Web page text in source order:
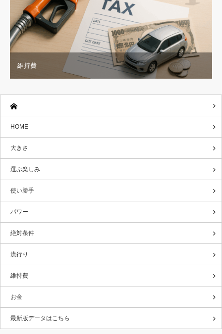
維持費
HOME
大きさ
選ぶ楽しみ
使い勝手
パワー
絶対条件
流行り
維持費
お金
最新版データはこちら